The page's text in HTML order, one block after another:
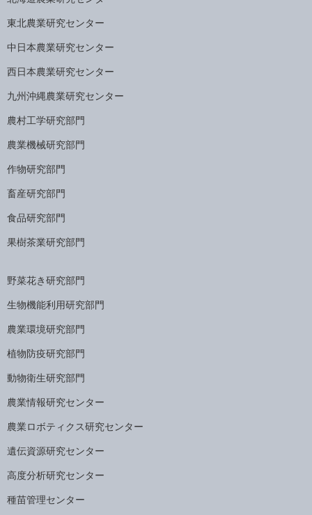
東北農業研究センター
中日本農業研究センター
西日本農業研究センター
九州沖縄農業研究センター
農村工学研究部門
農業機械研究部門
作物研究部門
畜産研究部門
食品研究部門
果樹茶業研究部門
野菜花き研究部門
生物機能利用研究部門
農業環境研究部門
植物防疫研究部門
動物衛生研究部門
農業情報研究センター
農業ロボティクス研究センター
遺伝資源研究センター
高度分析研究センター
種苗管理センター